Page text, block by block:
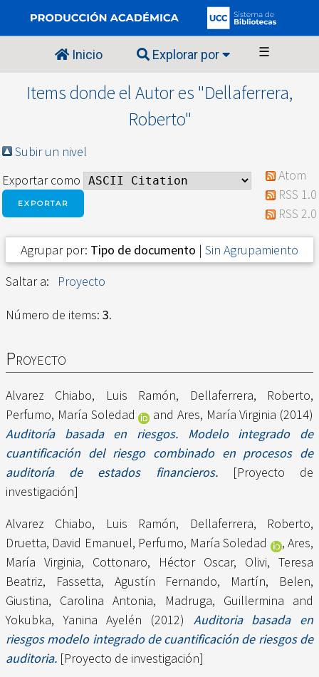
Inicio Explorar por ☰
Items donde el Autor es "Dellaferrera,
Roberto"
Subir un nivel
Exportar como
Atom
RSS 1.0
RSS 2.0
Agrupar por: Tipo de documento | Sin Agrupamiento
Saltar a:
Proyecto
Número de items: 3.
Proyecto
Alvarez Chiabo, Luis Ramón, Dellaferrera, Roberto,
Perfumo, María Soledad
and Ares, María Virginia (2014)
Auditoría basada en riesgos. Modelo integrado de
cuantificación del riesgo combinado en procesos de
auditoría de estados financieros.[Proyecto de
investigación]
Alvarez Chiabo, Luis Ramón, Dellaferrera, Roberto,
Druetta, David Emanuel, Perfumo, María Soledad ,Ares,
María Virginia, Cottonaro, Héctor Oscar, Olivi, Teresa
Beatriz, Fassetta, Agustín Fernando, Martín, Belen,
Giustina, Carolina Antonia, Madruga, Guillermina and
Yokubka, Yanina Ayelén (2012) Auditoria basada en
riesgos modelo integrado de cuantificación de riesgos de
auditoria. [Proyecto de investigación]